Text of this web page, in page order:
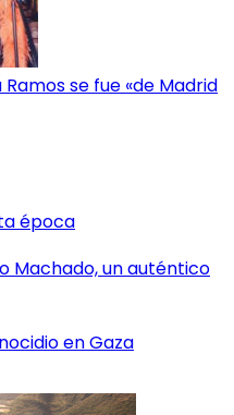
se fue «de Madrid
época
Machado, un auténtico
en Gaza